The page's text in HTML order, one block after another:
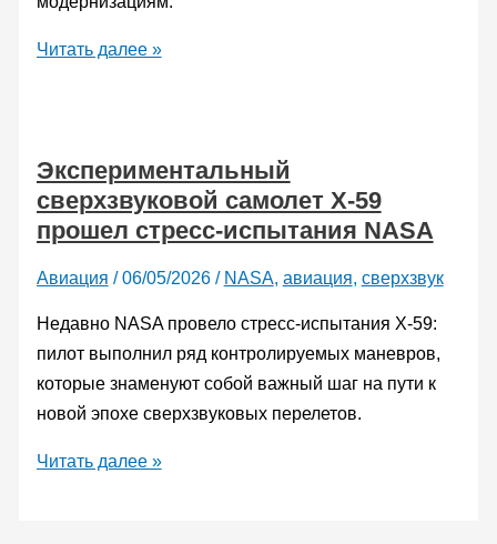
Германия
Tranche
4
Читать далее »
Экспериментальный
сверхзвуковой самолет X-59
прошел стресс-испытания NASA
Авиация /06/05/2026 / NASA, авиация, сверхзвук
Недавно NASA провело стресс-испытания X-59:
пилот выполнил ряд контролируемых маневров,
которые знаменуют собой важный шаг на пути к
новой эпохе сверхзвуковых перелетов.
Экспериментальный
Читать далее »